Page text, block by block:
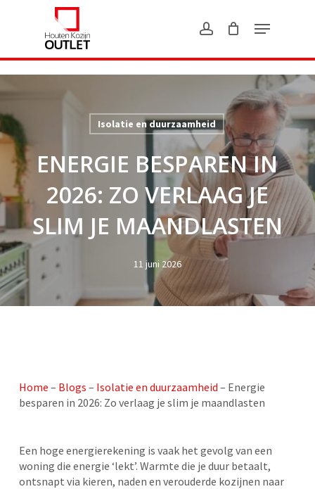
Isolatie en duurzaamheid
ENERGIE BESPAREN IN
2026: ZO VERLAAG JE
SLIM JE MAANDLASTEN
11 juni 2026
Home – Blogs – Isolatie en duurzaamheid – Energie
besparen in 2026: Zo verlaag je slim je maandlasten
Een hoge energierekening is vaak het gevolg van een
woning die energie ‘lekt’. Warmte die je duur betaalt,
ontsnapt via kieren, naden en verouderde kozijnen naar